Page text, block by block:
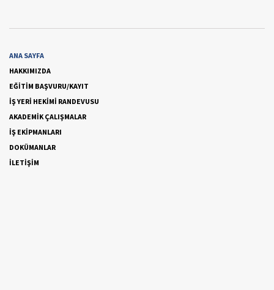
ANA SAYFA
HAKKIMIZDA
EĞİTİM BAŞVURU/KAYIT
İŞ YERİ HEKİMİ RANDEVUSU
AKADEMİK ÇALIŞMALAR
İŞ EKİPMANLARI
DOKÜMANLAR
İLETİŞİM